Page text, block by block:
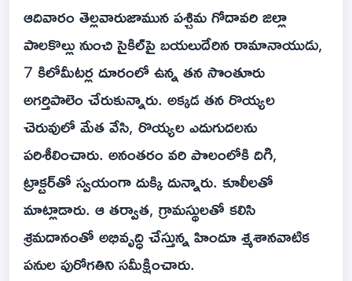
ఆదివారం తెల్లవారుజామున పశ్చిమ గోదావరి జిల్లా
పాలకొల్లు నుంచి సైకిల్‌పై బయలుదేరిన రామానాయుడు,
7 కిలోమీటర్ల దూరంలో ఉన్న తన సొంతూరు
అగర్తిపాలెం చేరుకున్నారు. అక్కడ తన రొయ్యల
చెరువులో మేత వేసి, రొయ్యల ఎదుగుదలను
పరిశీలించారు. అనంతరం వరి పొలంలోకి దిగి,
ట్రాక్టర్‌తో స్వయంగా దుక్కి దున్నారు. కూలీలతో
మాట్లాడారు. ఆ తర్వాత, గ్రామస్థులతో కలిసి
శ్రమదానంతో అభివృద్ధి చేస్తున్న హిందూ శ్మశానవాటిక
పనుల పురోగతిని సమీక్షించారు.